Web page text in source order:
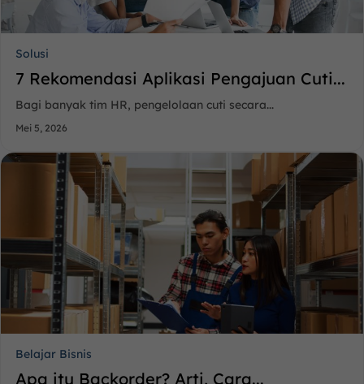
Solusi
7 Rekomendasi Aplikasi Pengajuan Cuti...
Bagi banyak tim HR, pengelolaan cuti secara...
Mei 5, 2026
Belajar Bisnis
Apa itu Backorder? Arti, Cara...